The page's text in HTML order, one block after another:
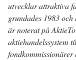
utvecklar attraktiva
grundades 1983
är noterat på
aktiehandelssystem